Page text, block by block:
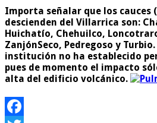
Importa señalar que los cauces
descienden del Villarrica son:
Huichatío, Chehuilco,
ZanjónSeco, Pedregoso y
institución no ha establecido
pues de momento el impacto
alta del edificio volcánico.